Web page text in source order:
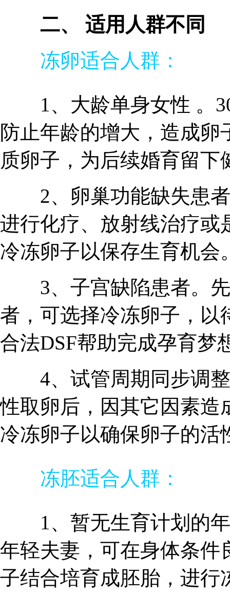
二、 适用人群不同
冻卵适合人群：
1、大龄单身女性 。
防止年龄的增大，造成
质卵子，为后续婚育留下
2、卵巢功能缺失患者
进行化疗、放射线治疗或
冷冻卵子以保存生育机会
3、子宫缺陷患者。先
者，可选择冷冻卵子，以
合法DSF帮助完成孕育梦
4、试管周期同步调整
性取卵后，因其它因素造
冷冻卵子以确保卵子的活
冻胚适合人群：
1、暂无生育计划的年
年轻夫妻，可在身体条件
子结合培育成胚胎，进行